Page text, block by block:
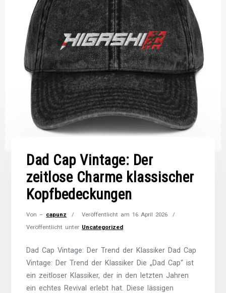
Dad Cap Vintage: Der
zeitlose Charme klassischer
Kopfbedeckungen
Von – capunz Veröffentlicht am16 April 2026
Veröffentlicht unter Uncategorized
Dad Cap Vintage: Der Trend der Klassiker Dad Cap
Vintage: Der Trend der Klassiker Die „Dad Cap“ ist
ein zeitloser Klassiker, der in den letzten Jahren
ein echtes Revival erlebt hat. Diese lässigen